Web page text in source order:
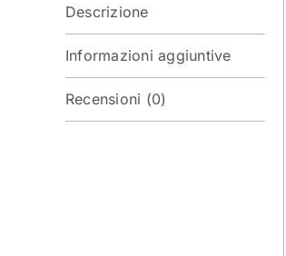
Descrizione
Informazioni aggiuntive
Recensioni (0)